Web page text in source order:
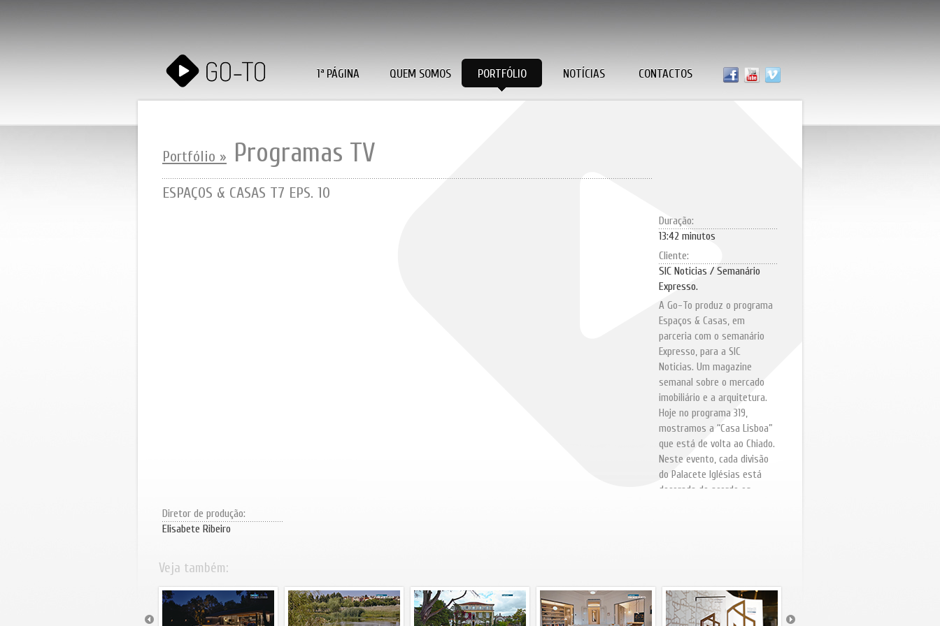
1ª PÁGINA QUEM SOMOS PORTFÓLIO NOTÍCIAS CONTACTOS
Portfólio » Programas TV
ESPAÇOS & CASAS T7 EPS. 10
Duração:
13:42 minutos
Cliente:
SIC Noticias / Semanário
Expresso.
A Go-To produz o programa
Espaços & Casas, em
parceria com o semanário
Expresso, para a SIC
Noticias. Um magazine
semanal sobre o mercado
imobiliário e a arquitetura.
Hoje no programa 319,
mostramos a “Casa Lisboa”
que está de volta ao Chiado.
Neste evento, cada divisão
do Palacete Iglésias está
decorada de acordo os
rodeada de verde e com
vista para o mar. Pode a
Diretor de produção:
Elisabete Ribeiro
Veja também: